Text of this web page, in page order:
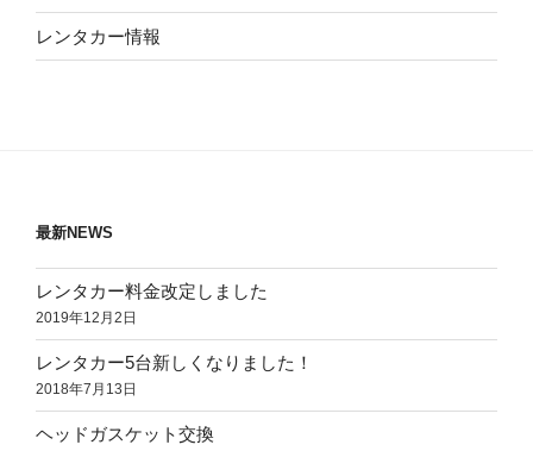
レンタカー情報
最新NEWS
レンタカー料金改定しました
2019年12月2日
レンタカー5台新しくなりました！
2018年7月13日
ヘッドガスケット交換